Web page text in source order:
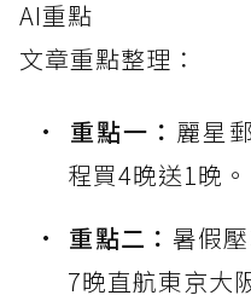
AI重點
文章重點整理：
重點一： 麗星
程買4晚送1晚。
重點二： 暑假
7晚直航東京大